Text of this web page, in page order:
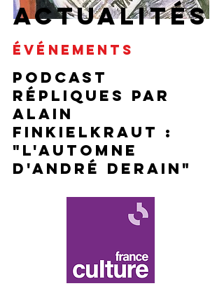
ACTUALITÉS
ÉVÉNEMENTS
PODCAST
Répliques par
Alain
finkielkraut :
"L'automne
d'André derain"